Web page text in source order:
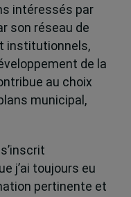
intéressés par
son réseau de
institutionnels,
de la
au choix
municipal,
j’ai toujours eu
pertinente et